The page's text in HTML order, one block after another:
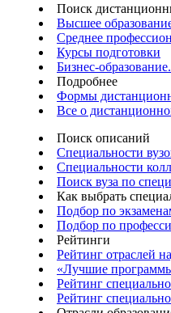
Поиск
Высшее
Среднее
Курсы подготовки
Бизнес-
Подробнее
Формы
Все о
Поиск описаний
Специальности
Специальности
Поиск вуза по
Как выбрать
Подбор по
Подбор по
Рейтинги
Рейтинг отраслей
«Лучшие
Рейтинг
Рейтинг